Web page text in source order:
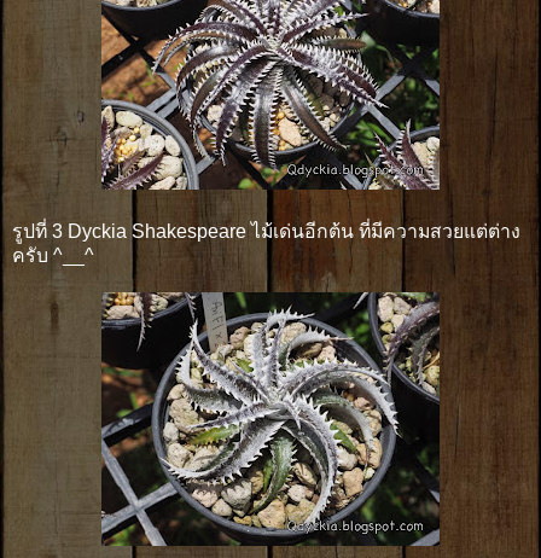
รูปที่ 3 Dyckia Shakespeare ไม้เด่นอีกต้น ที่มีความสวยแต่ต่าง
ครับ ^__^